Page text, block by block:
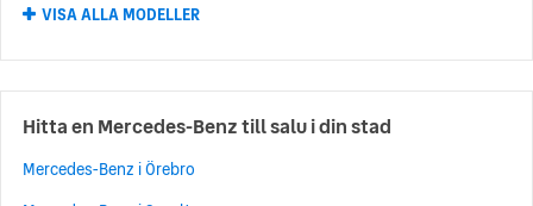
Mercedes-Benz AMG (616)
Mercedes-Benz B (467)
Mercedes-Benz GLA (424)
Mercedes-Benz GLB (424)
Mercedes-Benz S (409)
VISA ALLA MODELLER
Hitta en Mercedes-Benz till salu i din stad
Mercedes-Benz i Örebro